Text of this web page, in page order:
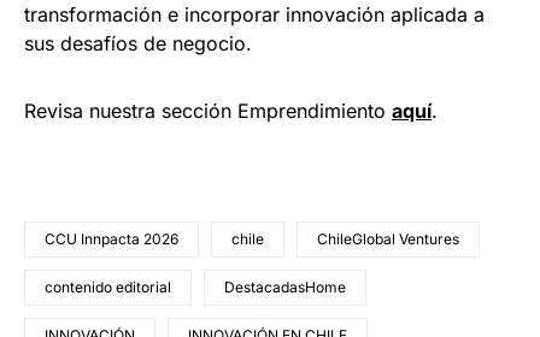
transformación e incorporar innovación aplicada a
sus desafíos de negocio.
Revisa nuestra sección Emprendimiento aquí.
CCU Innpacta 2026 chile ChileGlobal Ventures
contenido editorial DestacadasHome